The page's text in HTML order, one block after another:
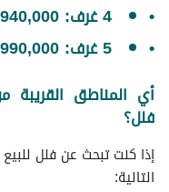
4 غرف: 1,940,000 ريال سعودي
5 غرف: 1,990,000 ريال سعودي
أي المناطق القريبة
فلل؟
إذا كنت تبحث عن فلل
التالية: